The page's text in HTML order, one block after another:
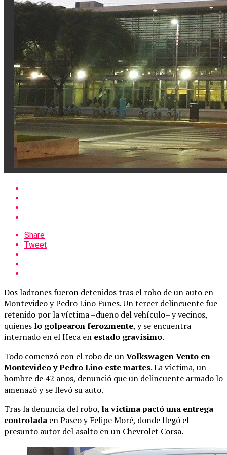
Share
Tweet
Dos ladrones fueron detenidos tras el robo de un auto en
Montevideo y Pedro Lino Funes. Un tercer delincuente fue
retenido por la víctima –dueño del vehículo– y vecinos,
quienes lo golpearon ferozmente, y se encuentra
internado en el Heca en estado gravísimo.
Todo comenzó con el robo de unVolkswagen Vento en
Montevideo y Pedro Lino este martes. La víctima, un
hombre de 42 años, denunció que un delincuente armado lo
amenazó y se llevó su auto.
Tras la denuncia del robo, la víctima pactó una entrega
controlada en Pasco y Felipe Moré, donde llegó el
presunto autor del asalto en un Chevrolet Corsa.